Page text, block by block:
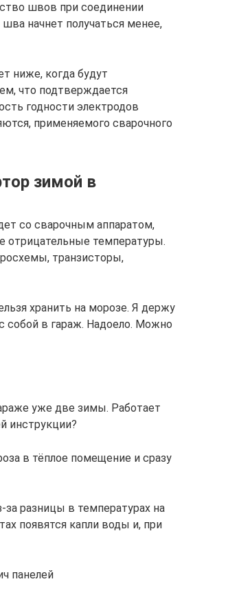
швов при соединении
начнет получаться менее,
ниже, когда будут
что подтверждается
годности электродов
применяемого сварочного
зимой в
со сварочным аппаратом,
отрицательные температуры.
транзисторы,
хранить на морозе. Я держу
собой в гараж. Надоело. Можно
уже две зимы. Работает
инструкции?
в тёплое помещение и сразу
разницы в температурах на
появятся капли воды и, при
панелей